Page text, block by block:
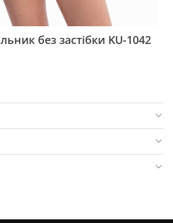
без застібки KU-1042